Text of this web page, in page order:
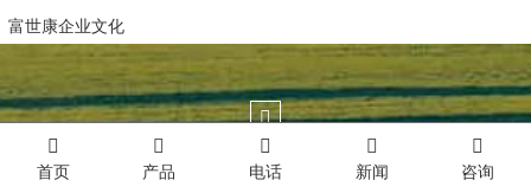
富世康企业文化
在线电话
首页 产品 电话 新闻 咨询